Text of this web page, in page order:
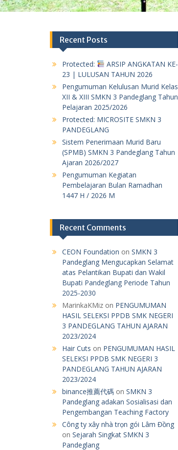
Recent Posts
Protected:
ARSIP ANGKATAN KE-
23 | LULUSAN TAHUN 2026
Pengumuman Kelulusan Murid Kelas
XII & XIII SMKN 3 Pandeglang Tahun
Pelajaran 2025/2026
Protected: MICROSITE SMKN 3
PANDEGLANG
Sistem Penerimaan Murid Baru
(SPMB) SMKN 3 Pandeglang Tahun
Ajaran 2026/2027
Pengumuman Kegiatan
Pembelajaran Bulan Ramadhan
1447 H / 2026 M
Recent Comments
CEON Foundation on SMKN 3
Pandeglang Mengucapkan Selamat
atas Pelantikan Bupati dan Wakil
Bupati Pandeglang Periode Tahun
2025-2030
MarinkaKMiz on PENGUMUMAN
HASIL SELEKSI PPDB SMK NEGERI
3 PANDEGLANG TAHUN AJARAN
2023/2024
Hair Cuts on PENGUMUMAN HASIL
SELEKSI PPDB SMK NEGERI 3
PANDEGLANG TAHUN AJARAN
2023/2024
binance推薦代碼 on SMKN 3
Pandeglang adakan Sosialisasi dan
Pengembangan Teaching Factory
Công ty xây nhà trọn gói Lâm Đồng
on Sejarah Singkat SMKN 3
Pandeglang